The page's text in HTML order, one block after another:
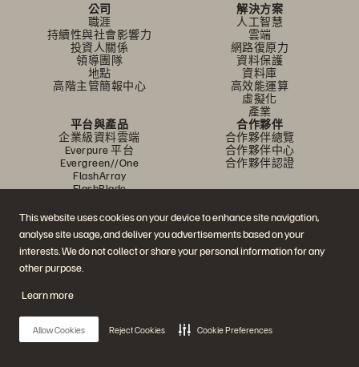
This website uses cookies on your device to enhance site navigation,
analyse site usage, and deliver you advertisements based on your
interests. We do not collect or share your personal information for any
other purpose.
Learn more
Allow Cookies Reject Cookies Cookie Preferences
公司
職涯
持續性與社會影響力
投資人關係
領導團隊
地點
高階主管簡報中心
解決方案
人工智慧
雲端
網路復原力
資料保護
資料庫
高效能運算
虛擬化
產業
平台與產品
企業級資料雲端
Everpure 平台
Evergreen//One
FlashArray
FlashBlade
即時企業級檔案
合作夥伴
合作夥伴總覽
合作夥伴中心
合作夥伴認證
資源
示範
活動和線上研討會
客戶成功案例
客戶社群
知識文章
聯繫我們
業務連絡方式